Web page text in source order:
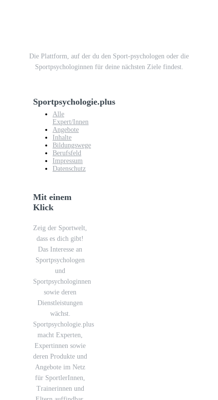
Die Plattform, auf der du den Sport-psychologen oder die
Sportpsychologinnen für deine nächsten Ziele findest.
Sportpsychologie.plus
Alle
Expert/Innen
Angebote
Inhalte
Bildungswege
Berufsfeld
Impressum
Datenschutz
Mit einem
Klick
Zeig der Sportwelt,
dass es dich gibt!
Das Interesse an
Sportpsychologen
und
Sportpsychologinnen
sowie deren
Dienstleistungen
wächst.
Sportpsychologie.plus
macht Experten,
Expertinnen sowie
deren Produkte und
Angebote im Netz
für SportlerInnen,
Trainerinnen und